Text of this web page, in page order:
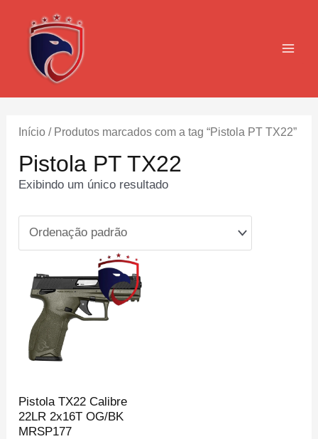
conteúdo
Início / Produtos marcados com a tag “Pistola PT TX22”
Pistola PT TX22
Exibindo um único resultado
Pistola TX22 Calibre
22LR 2x16T OG/BK
MRSP177